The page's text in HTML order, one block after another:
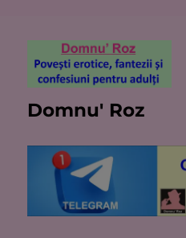
Domnu' Roz